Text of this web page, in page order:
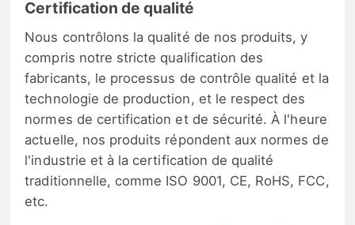
Certification de qualité
Nous contrôlons la qualité de nos produits, y
compris notre stricte qualification des
fabricants, le processus de contrôle qualité et la
technologie de production, et le respect des
normes de certification et de sécurité. À l'heure
actuelle, nos produits répondent aux normes de
l'industrie et à la certification de qualité
traditionnelle, comme ISO 9001, CE, RoHS, FCC,
etc.